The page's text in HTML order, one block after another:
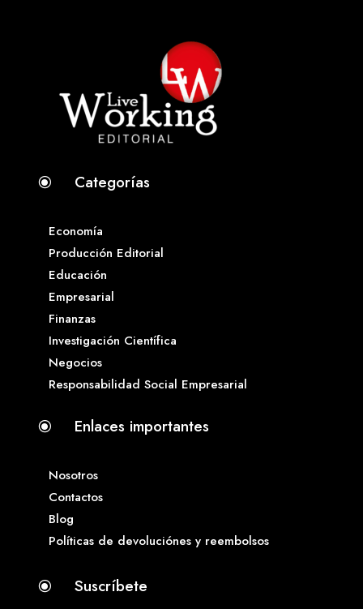
\ Categorías
Economía
Producción Editorial
Educación
Empresarial
Finanzas
Investigación Científica
Negocios
Responsabilidad Social Empresarial
\ Enlaces importantes
Nosotros
Contactos
Blog
Políticas de devoluciónes y reembolsos
\ Suscríbete